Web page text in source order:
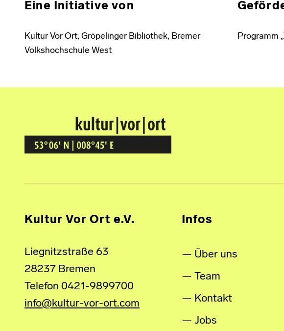
Eine Initiative von
Kultur Vor Ort, Gröpelinger Bibliothek, Bremer
Volkshochschule West
Programm
Kultur Vor Ort
BREMEN GRÖPELINGEN
Kultur Vor Ort e.V.
Liegnitzstraße 63
28237 Bremen
Telefon 0421-9899700
info@kultur-vor-ort.com
Infos
Über uns
Team
Kontakt
Jobs